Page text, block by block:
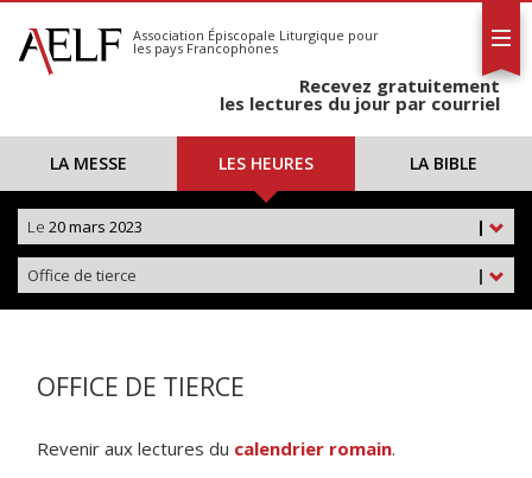
S'abonner
Calendrier
Association Épiscopale Liturgique pour
les pays Francophones
Recevez gratuitement
les lectures du jour par courriel
LA MESSE LES HEURES LA BIBLE
|
Le 20 mars 2023
|
Office de tierce
OFFICE DE TIERCE
Revenir aux lectures du calendrier romain.